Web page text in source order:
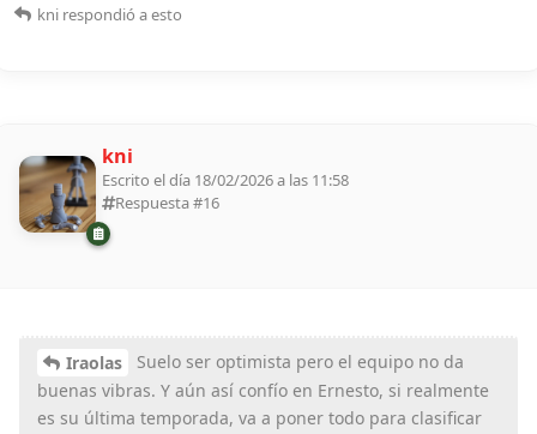
kni respondió a esto
kni
Escrito el día 18/02/2026 a las 11:58
Respuesta #16
Iraolas
Suelo ser optimista pero el equipo no da
buenas vibras. Y aún así confío en Ernesto, si realmente
es su última temporada, va a poner todo para clasificar